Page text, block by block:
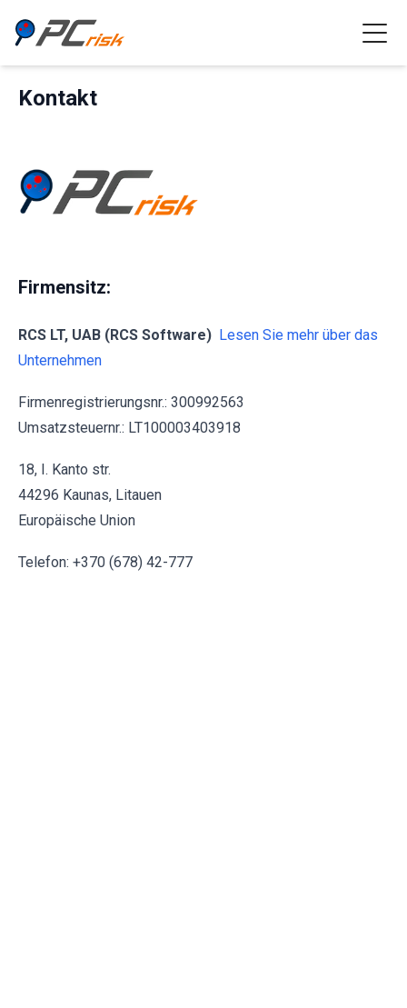
Kontakt
Firmensitz:
RCS LT, UAB (RCS Software) Lesen Sie mehr über das
Unternehmen
Firmenregistrierungsnr.: 300992563
Umsatzsteuernr.: LT100003403918
18, I. Kanto str.
44296 Kaunas, Litauen
Europäische Union
Telefon: +370 (678) 42-777